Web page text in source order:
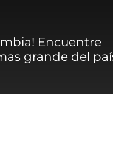
Encuentre
grande del